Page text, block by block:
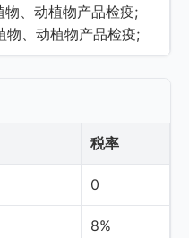
物、动植物产品检疫;
物、动植物产品检疫;
税率
0
8%